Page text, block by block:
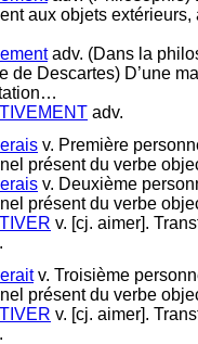
aux objets extérieurs,
adv. (Dans la
de Descartes) D’une
adv.
v. Première
présent du verbe
v. Deuxième
présent du verbe
v. [cj. aimer].
v. Troisième
présent du verbe
v. [cj. aimer].